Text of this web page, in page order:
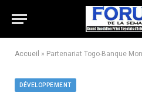
Accueil » Partenariat Togo-Banque Mondiale : Des
DÉVELOPPEMENT